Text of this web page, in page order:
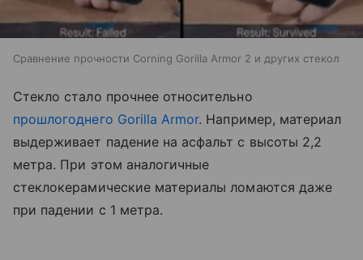
Сравнение прочности Corning Gorilla Armor 2 и других стекол
Стекло стало прочнее относительно
прошлогоднего Gorilla Armor. Например, материал
выдерживает падение на асфальт с высоты 2,2
метра. При этом аналогичные
стеклокерамические материалы ломаются даже
при падении с 1 метра.